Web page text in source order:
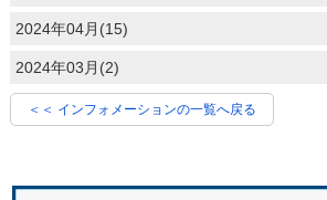
2024年04月(15)
2024年03月(2)
＜＜ インフォメーションの一覧へ戻る